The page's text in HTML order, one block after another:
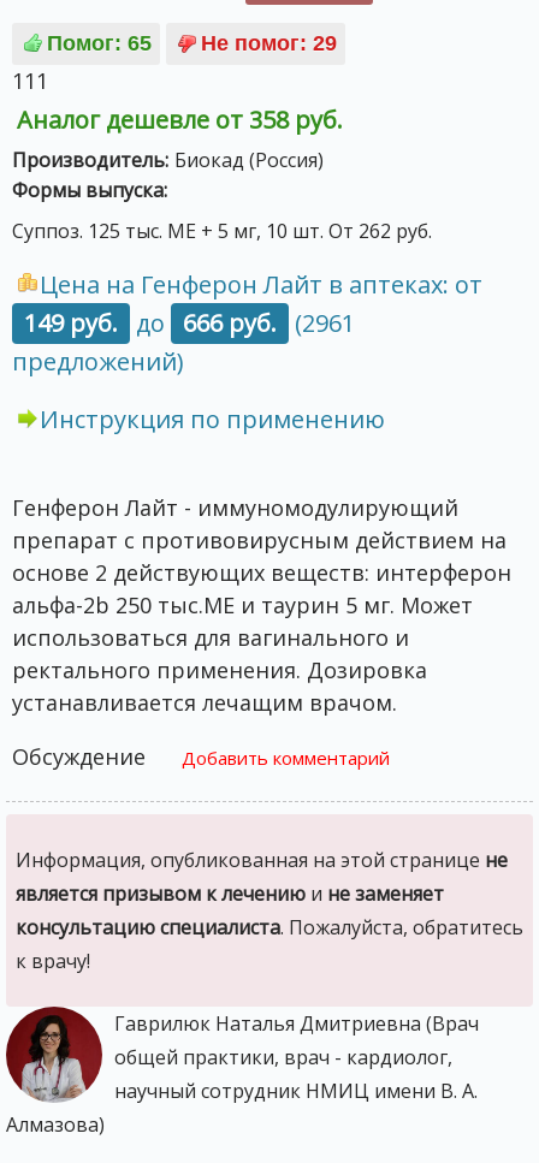
111
Аналог дешевле от 358 руб.
Производитель: Биокад (Россия)
Формы выпуска:
Суппоз. 125 тыс. МЕ + 5 мг, 10 шт. От 262 руб.
Цена на Генферон Лайт в аптеках: от
149 руб.
до 666 руб.
(2961
предложений)
Инструкция по применению
Генферон Лайт - иммуномодулирующий
препарат с противовирусным действием на
основе 2 действующих веществ: интерферон
альфа-2b 250 тыс.МЕ и таурин 5 мг. Может
использоваться для вагинального и
ректального применения. Дозировка
устанавливается лечащим врачом.
Обсуждение
Добавить комментарий
Информация, опубликованная на этой странице не
является призывом к лечению и не заменяет
консультацию специалиста. Пожалуйста, обратитесь
к врачу!
Гаврилюк Наталья Дмитриевна (Врач
общей практики, врач - кардиолог,
научный сотрудник НМИЦ имени В. А.
Алмазова)